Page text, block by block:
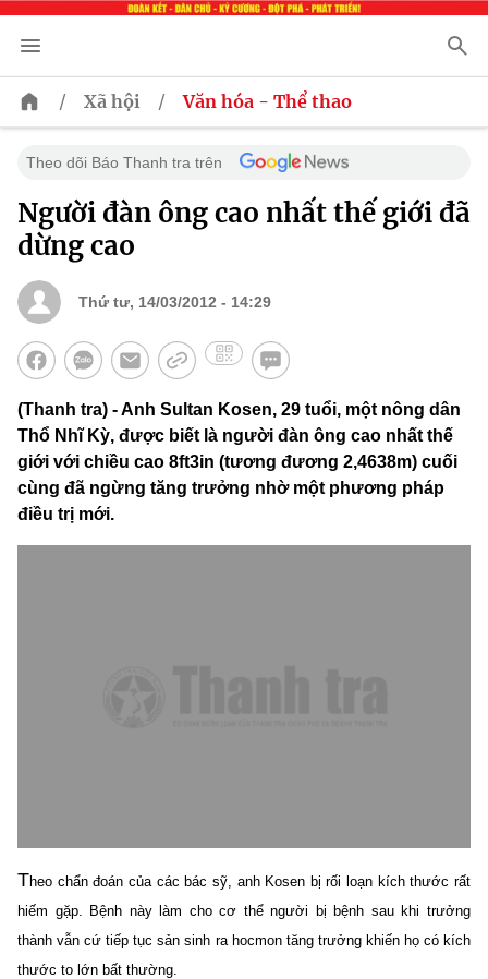
/ Xã hội / Văn hóa - Thể thao
Theo dõi Báo Thanh tra trên
Người đàn ông cao nhất thế giới đã
dừng cao
Thứ tư, 14/03/2012 - 14:29
(Thanh tra) - Anh Sultan Kosen, 29 tuổi, một nông dân
Thổ Nhĩ Kỳ, được biết là người đàn ông cao nhất thế
giới với chiều cao 8ft3in (tương đương 2,4638m) cuối
cùng đã ngừng tăng trưởng nhờ một phương pháp
điều trị mới.
Theo chẩn đoán của các bác sỹ, anh Kosen bị rối loạn kích thước rất
hiếm gặp. Bệnh này làm cho cơ thể người bị bệnh sau khi trưởng
thành vẫn cứ tiếp tục sản sinh ra hocmon tăng trưởng khiến họ có kích
thước to lớn bất thường.